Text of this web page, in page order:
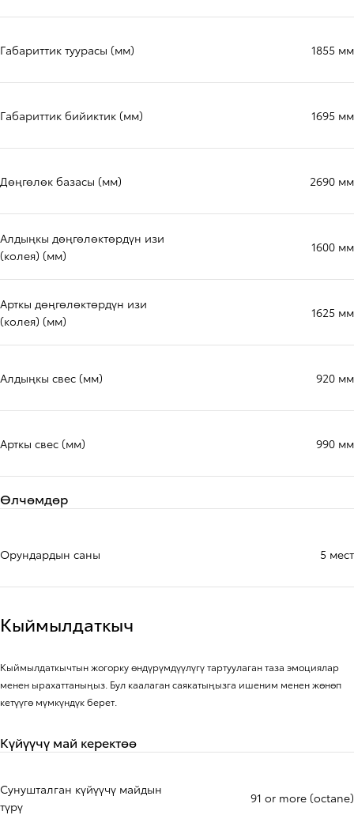
Габариттик туурасы (мм) 1855 мм
Габариттик бийиктик (мм) 1695 мм
Дөңгөлөк базасы (мм) 2690 мм
Алдыңкы дөңгөлөктөрдүн изи
(колея) (мм)
1600 мм
Арткы дөңгөлөктөрдүн изи
(колея) (мм)
1625 мм
Алдыңкы свес (мм) 920 мм
Арткы свес (мм) 990 мм
Өлчөмдөр
Орундардын саны 5 мест
Кыймылдаткыч
Кыймылдаткычтын жогорку өндүрүмдүүлүгү тартуулаган таза эмоциялар
менен ырахаттаныңыз. Бул каалаган саякатыңызга ишеним менен жөнөп
кетүүгө мүмкүндүк берет.
Күйүүчү май керектөө
Сунушталган күйүүчү майдын
түрү
91 or more (octane)